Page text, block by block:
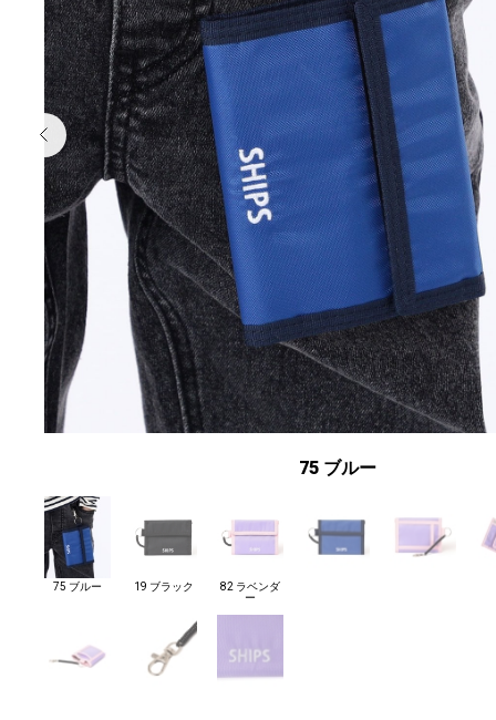
75 ブルー
75 ブルー 19 ブラック
82 ラベンダ
ー